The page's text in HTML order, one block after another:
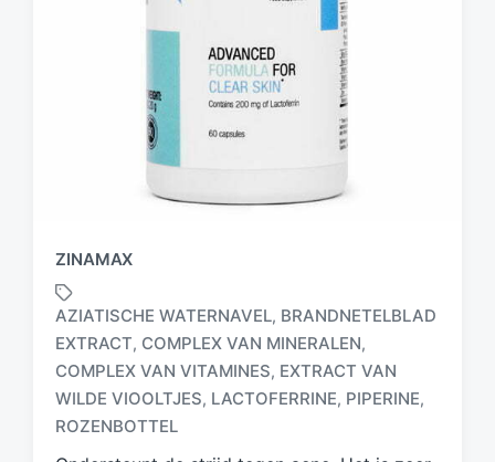
ZINAMAX
G
e
t
AZIATISCHE WATERNAVEL, BRANDNETELBLAD
EXTRACT, COMPLEX VAN MINERALEN,
COMPLEX VAN VITAMINES, EXTRACT VAN
WILDE VIOOLTJES, LACTOFERRINE, PIPERINE,
ROZENBOTTEL